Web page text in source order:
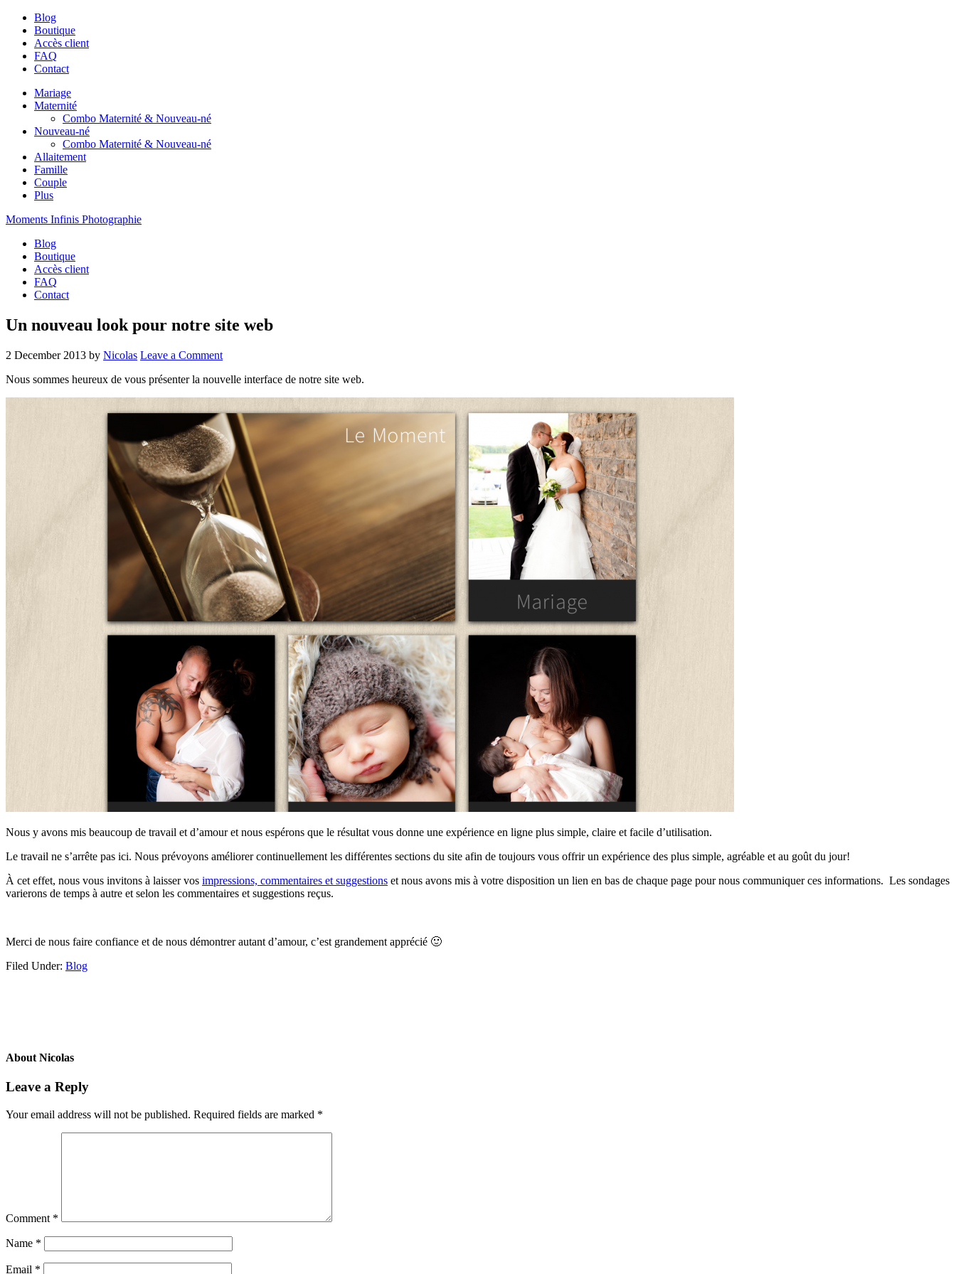
Blog
Boutique
Accès client
FAQ
Contact
Mariage
Maternité
Combo Maternité & Nouveau-né
Nouveau-né
Combo Maternité & Nouveau-né
Allaitement
Famille
Couple
Plus
Moments Infinis Photographie
Blog
Boutique
Accès client
FAQ
Contact
Un nouveau look pour notre site web
2 December 2013 by Nicolas Leave a Comment
Nous sommes heureux de vous présenter la nouvelle interface de notre site web.
Nous y avons mis beaucoup de travail et d’amour et nous espérons que le résultat vous donne une expérience en ligne plus simple, claire et facile d’utilisation.
Le travail ne s’arrête pas ici. Nous prévoyons améliorer continuellement les différentes sections du site afin de toujours vous offrir un expérience des plus simple, agréable et au goût du jour!
À cet effet, nous vous invitons à laisser vos impressions, commentaires et suggestions et nous avons mis à votre disposition un lien en bas de chaque page pour nous communiquer ces informations. Les sondages
varierons de temps à autre et selon les commentaires et suggestions reçus.
Merci de nous faire confiance et de nous démontrer autant d’amour, c’est grandement apprécié 🙂
Filed Under: Blog
About Nicolas
Leave a Reply
Your email address will not be published. Required fields are marked *
Comment *
Name *
Email *